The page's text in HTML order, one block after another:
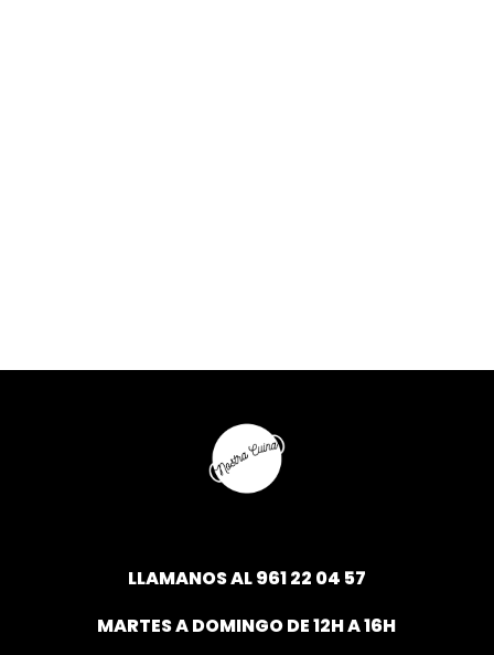
LLAMANOS AL961 22 04 57
MARTES A DOMINGO DE 12H A 16H